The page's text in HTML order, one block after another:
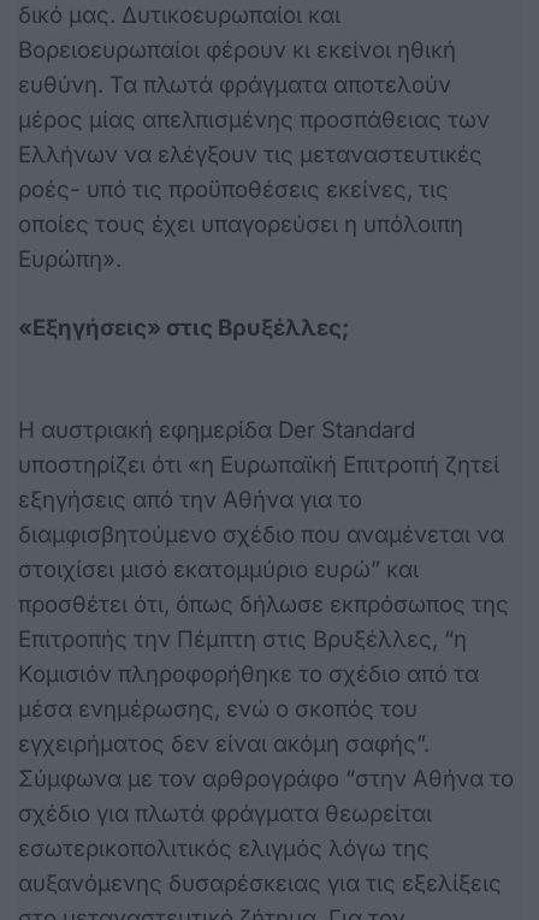
δικό μας. Δυτικοευρωπαίοι και
Βορειοευρωπαίοι φέρουν κι εκείνοι ηθική
ευθύνη. Τα πλωτά φράγματα αποτελούν
μέρος μίας απελπισμένης προσπάθειας των
Ελλήνων να ελέγξουν τις μεταναστευτικές
ροές- υπό τις προϋποθέσεις εκείνες, τις
οποίες τους έχει υπαγορεύσει η υπόλοιπη
Ευρώπη».
«Εξηγήσεις» στις Βρυξέλλες;
Η αυστριακή εφημερίδα Der Standard
υποστηρίζει ότι «η Ευρωπαϊκή Επιτροπή ζητεί
εξηγήσεις από την Αθήνα για το
διαμφισβητούμενο σχέδιο που αναμένεται να
στοιχίσει μισό εκατομμύριο ευρώ” και
προσθέτει ότι, όπως δήλωσε εκπρόσωπος της
Επιτροπής την Πέμπτη στις Βρυξέλλες, “η
Κομισιόν πληροφορήθηκε το σχέδιο από τα
μέσα ενημέρωσης, ενώ ο σκοπός του
εγχειρήματος δεν είναι ακόμη σαφής”.
Σύμφωνα με τον αρθρογράφο “στην Αθήνα το
σχέδιο για πλωτά φράγματα θεωρείται
εσωτερικοπολιτικός ελιγμός λόγω της
αυξανόμενης δυσαρέσκειας για τις εξελίξεις